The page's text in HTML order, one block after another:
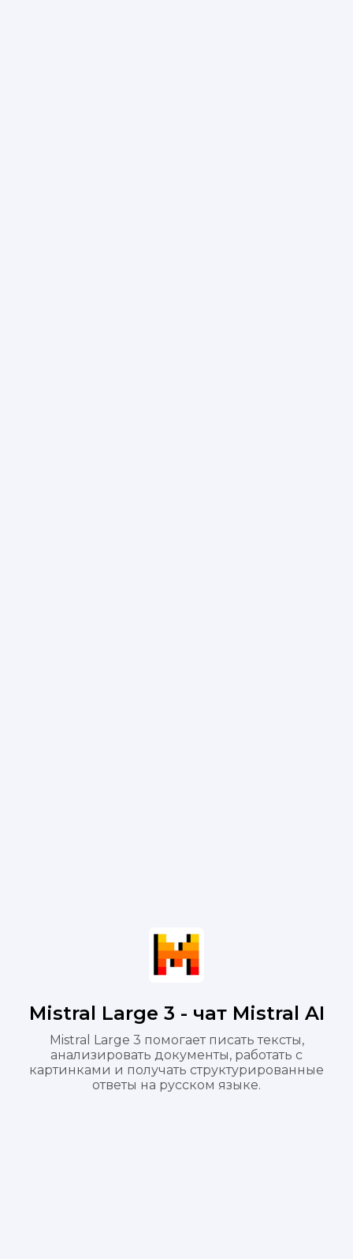
Mistral Large 3 - чат Mistral AI
Mistral Large 3 помогает писать тексты,
анализировать документы, работать с
картинками и получать структурированные
ответы на русском языке.